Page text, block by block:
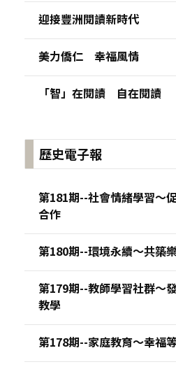
迎接豐洲閱讀新時代
美力僑仁 幸福風情
「智」在閱讀 自在閱讀
歷史電子報
第181期--社會情緒學習～
合作
第180期--環境永續～共築
第179期--教師學習社群～
教學
第178期--家庭教育～幸福